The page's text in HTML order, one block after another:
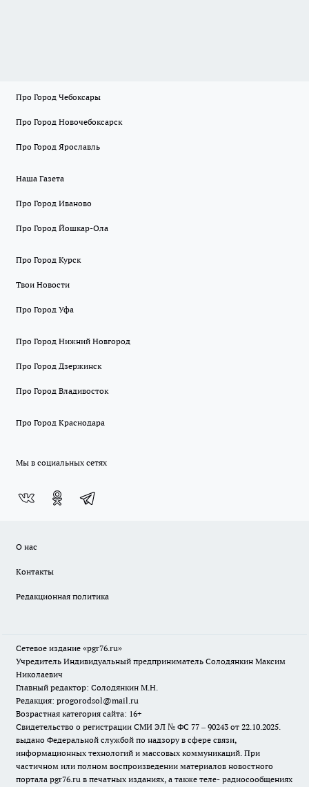
Про Город Чебоксары
Про Город Новочебоксарск
Про Город Ярославль
Наша Газета
Про Город Иваново
Про Город Йошкар-Ола
Про Город Курск
Твои Новости
Про Город Уфа
Про Город Нижний Новгород
Про Город Дзержинск
Про Город Владивосток
Про Город Краснодара
Мы в социальных сетях
О нас
Контакты
Редакционная политика
Сетевое издание «pgr76.ru»
Учредитель Индивидуальный предприниматель Солодянкин Максим
Николаевич
Главный редактор: Солодянкин М.Н.
Редакция: progorodsol@mail.ru
Возрастная категория сайта: 16+
Свидетельство о регистрации СМИ ЭЛ № ФС 77 – 90243 от 22.10.2025.
выдано Федеральной службой по надзору в сфере связи,
информационных технологий и массовых коммуникаций. При
частичном или полном воспроизведении материалов новостного
портала pgr76.ru в печатных изданиях, а также теле- радиосообщениях